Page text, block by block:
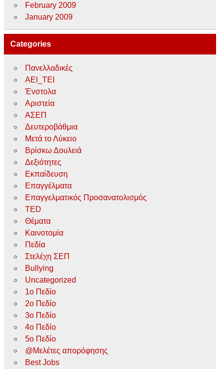
February 2009
January 2009
Categories
Πανελλαδικές
ΑΕΙ_ΤΕΙ
Ένστολα
Αριστεία
ΑΣΕΠ
Δευτεροβάθμια
Μετά το Λύκειο
Βρίσκω Δουλειά
Δεξιότητες
Εκπαίδευση
Επαγγέλματα
Επαγγελματικός Προσανατολισμός
TED
Θέματα
Καινοτομία
Πεδία
Στελέχη ΣΕΠ
Bullying
Uncategorized
1ο Πεδίο
2ο Πεδίο
3ο Πεδίο
4ο Πεδίο
5ο Πεδίο
@Μελέτες απορόφησης
Best Jobs